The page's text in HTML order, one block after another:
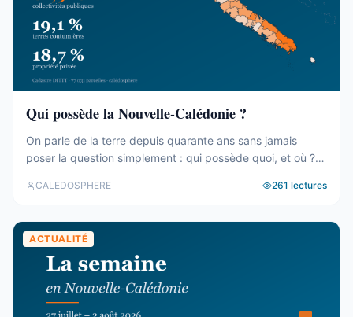
Qui possède la Nouvelle-Calédonie ?
On parle de la terre depuis quarante ans sans jamais
poser la question simplement : qui possède quoi, et où ?
agrégé ses 77 031 parcelles. Le résultat tient en trois
CALEDOSPHERE 261 lectures
ACTUALITÉ